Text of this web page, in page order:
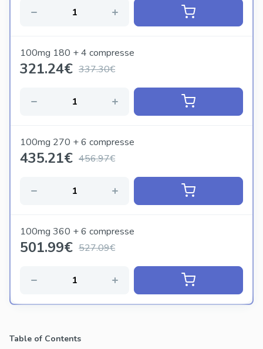
100mg 180 + 4 compresse
321.24€ 337.30€
100mg 270 + 6 compresse
435.21€ 456.97€
100mg 360 + 6 compresse
501.99€ 527.09€
Table of Contents